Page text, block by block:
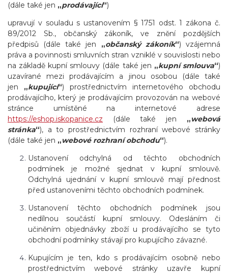
(dále také jen „prodávající“)
upravují v souladu s ustanovením § 1751 odst. 1 zákona č.
89/2012 Sb., občanský zákoník, ve znění pozdějších
předpisů (dále také jen „občanský zákoník“) vzájemná
práva a povinnosti smluvních stran vzniklé v souvislosti nebo
na základě kupní smlouvy (dále také jen „kupní smlouva“)
uzavírané mezi prodávajícím a jinou osobou (dále také
jen „kupující“) prostřednictvím internetového obchodu
prodávajícího, který je prodávajícím provozován na webové
stránce umístěné na internetové adrese
https://eshop.iskopanice.cz (dále také jen „webová
stránka“), a to prostřednictvím rozhraní webové stránky
(dále také jen „webové rozhraní obchodu“).
Ustanovení odchylná od těchto obchodních
podmínek je možné sjednat v kupní smlouvě.
Odchylná ujednání v kupní smlouvě mají přednost
před ustanoveními těchto obchodních podmínek.
Ustanovení těchto obchodních podmínek jsou
nedílnou součástí kupní smlouvy. Odesláním či
učiněním objednávky zboží u prodávajícího se tyto
obchodní podmínky stávají pro kupujícího závazné.
Kupujícím je ten, kdo s prodávajícím osobně nebo
prostřednictvím webové stránky uzavře kupní